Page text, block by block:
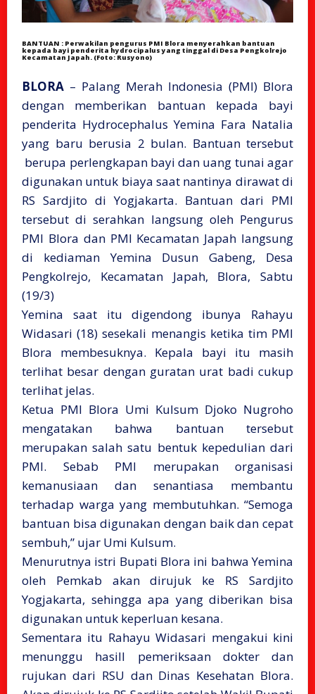
BANTUAN : Perwakilan pengurus PMI Blora menyerahkan bantuan
kepada bayi penderita hydrocipalus yang tinggal di Desa Pengkolrejo
Kecamatan Japah. (Foto: Rusyono)
BLORA – Palang Merah Indonesia (PMI) Blora
dengan memberikan bantuan kepada bayi
penderita Hydrocephalus Yemina Fara Natalia
yang baru berusia 2 bulan. Bantuan tersebut
berupa perlengkapan bayi dan uang tunai agar
digunakan untuk biaya saat nantinya dirawat di
RS Sardjito di Yogjakarta. Bantuan dari PMI
tersebut di serahkan langsung oleh Pengurus
PMI Blora dan PMI Kecamatan Japah langsung
di kediaman Yemina Dusun Gabeng, Desa
Pengkolrejo, Kecamatan Japah, Blora, Sabtu
(19/3)
Yemina saat itu digendong ibunya Rahayu
Widasari (18) sesekali menangis ketika tim PMI
Blora membesuknya. Kepala bayi itu masih
terlihat besar dengan guratan urat badi cukup
terlihat jelas.
Ketua PMI Blora Umi Kulsum Djoko Nugroho
mengatakan bahwa bantuan tersebut
merupakan salah satu bentuk kepedulian dari
PMI. Sebab PMI merupakan organisasi
kemanusiaan dan senantiasa membantu
terhadap warga yang membutuhkan. “Semoga
bantuan bisa digunakan dengan baik dan cepat
sembuh,” ujar Umi Kulsum.
Menurutnya istri Bupati Blora ini bahwa Yemina
oleh Pemkab akan dirujuk ke RS Sardjito
Yogjakarta, sehingga apa yang diberikan bisa
digunakan untuk keperluan kesana.
Sementara itu Rahayu Widasari mengakui kini
menunggu hasill pemeriksaan dokter dan
rujukan dari RSU dan Dinas Kesehatan Blora.